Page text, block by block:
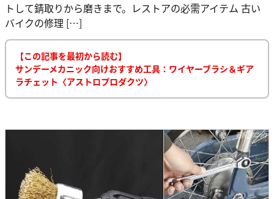
トして錆取りから磨きまで。レストアの必需アイテム 古い
バイクの修理 […]
【この記事を最初から読む】
サンデーメカニック向けおすすめ工具：ワイヤーブラシ＆ギア
ラチェット〈アストロプロダクツ〉